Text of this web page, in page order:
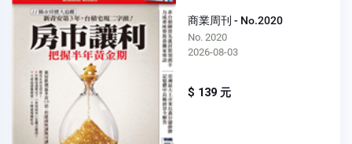
商業周刊 - No.2020
No. 2020
2026-08-03
$ 139 元